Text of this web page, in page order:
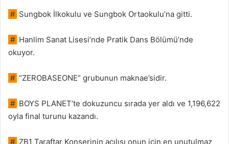
# Sungbok İlkokulu ve Sungbok Ortaokulu’na gitti.
# Hanlim Sanat Lisesi’nde Pratik Dans Bölümü’nde
okuyor.
# “ZEROBASEONE” grubunun maknae’sidir.
# BOYS PLANET’te dokuzuncu sırada yer aldı ve 1,196,622
oyla final turunu kazandı.
# ZB1 Taraftar Konserinin açılışı onun için en unutulmaz